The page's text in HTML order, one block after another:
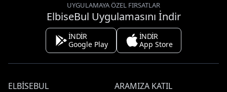
UYGULAMAYA ÖZEL FIRSATLAR
ElbiseBul Uygulamasını İndir
İNDİR
Google Play
İNDİR
App Store
ELBISEBUL
ARAMIZA KATIL